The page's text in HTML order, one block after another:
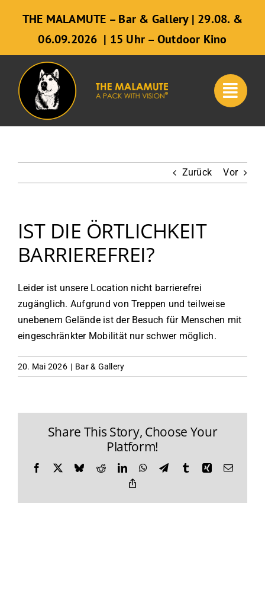
THE MALAMUTE – Bar & Gallery | 29.08. &
06.09.2026 | 15 Uhr – Outdoor Kino
Zurück Vor
IST DIE ÖRTLICHKEIT
BARRIEREFREI?
Leider ist unsere Location nicht barrierefrei
zugänglich. Aufgrund von Treppen und teilweise
unebenem Gelände ist der Besuch für Menschen mit
eingeschränkter Mobilität nur schwer möglich.
20. Mai 2026 | Bar & Gallery
Share This Story, Choose Your
Platform!
Facebook BlueskyRedditLinkedInWhatsApp
TelegramTumblrXing E-